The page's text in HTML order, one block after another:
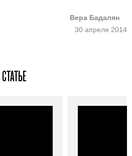
Вера Бадалян
30 апреля 2014